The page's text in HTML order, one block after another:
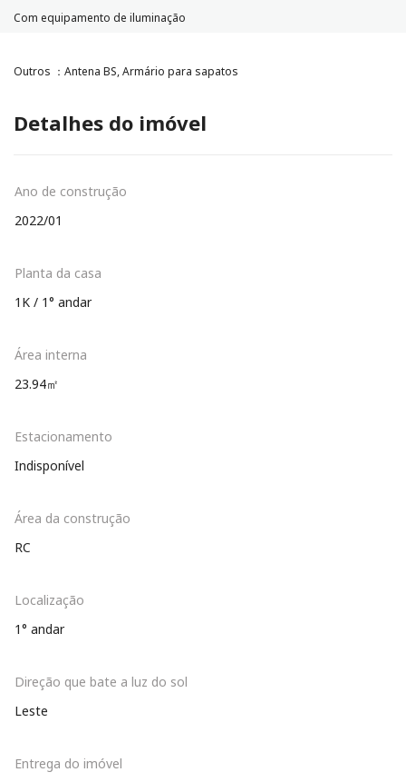
Com equipamento de iluminação
Outros ：Antena BS, Armário para sapatos
Detalhes do imóvel
Ano de construção
2022/01
Planta da casa
1K / 1° andar
Área interna
23.94㎡
Estacionamento
Indisponível
Área da construção
RC
Localização
1° andar
Direção que bate a luz do sol
Leste
Entrega do imóvel